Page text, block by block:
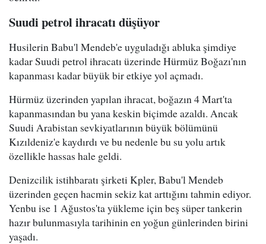
Suudi petrol ihracatı düşüyor
Husilerin Babu'l Mendeb'e uyguladığı abluka şimdiye
kadar Suudi petrol ihracatı üzerinde Hürmüz Boğazı'nın
kapanması kadar büyük bir etkiye yol açmadı.
Hürmüz üzerinden yapılan ihracat, boğazın 4 Mart'ta
kapanmasından bu yana keskin biçimde azaldı. Ancak
Suudi Arabistan sevkiyatlarının büyük bölümünü
Kızıldeniz'e kaydırdı ve bu nedenle bu su yolu artık
özellikle hassas hale geldi.
Denizcilik istihbaratı şirketi Kpler, Babu'l Mendeb
üzerinden geçen hacmin sekiz kat arttığını tahmin ediyor.
Yenbu ise 1 Ağustos'ta yükleme için beş süper tankerin
hazır bulunmasıyla tarihinin en yoğun günlerinden birini
yaşadı.